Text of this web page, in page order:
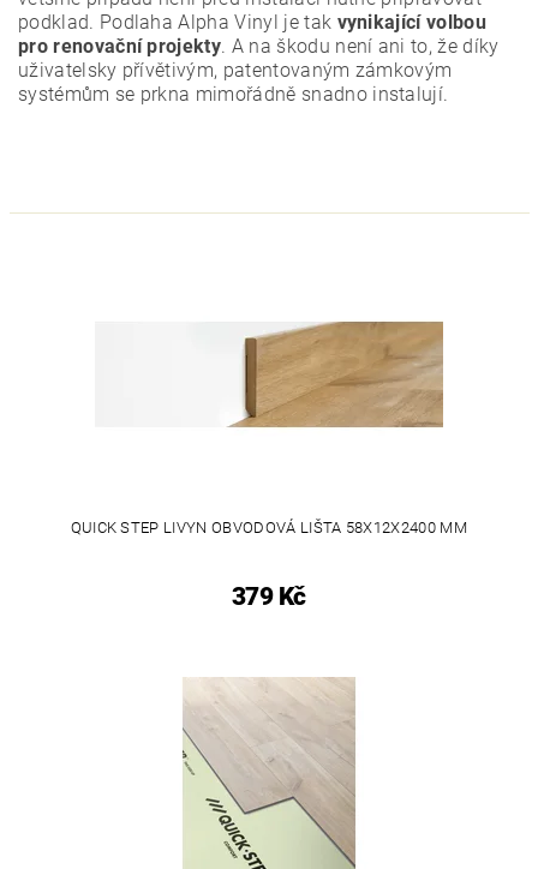
podklad. Podlaha Alpha Vinyl je tak vynikající volbou
pro renovační projekty. A na škodu není ani to, že díky
uživatelsky přívětivým, patentovaným zámkovým
systémům se prkna mimořádně snadno instalují.
QUICK STEP LIVYN OBVODOVÁ LIŠTA 58X12X2400 MM
379 Kč